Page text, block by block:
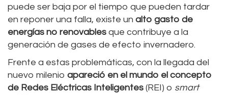
puede ser baja por el tiempo que pueden tardar
en reponer una falla, existe un alto gasto de
energías no renovables que contribuye a la
generación de gases de efecto invernadero.
Frente a estas problemáticas, con la llegada del
nuevo milenio apareció en el mundo el concepto
de Redes Eléctricas Inteligentes (REI) o smart